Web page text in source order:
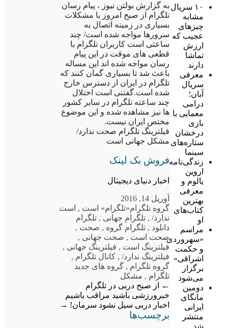
۱۰ سریال
مشابه
چیزهای
عجیب که
ارزش
تماشا
دارند
معرفی
سریال
آبان؛
درامی
معمایی با
بازی
درخشان
ستاره‌های
سینما
زندگی‌نامه
اروین
یالوم و
معرفی
بهترین
کتاب‌های
او
مراسم
«سهروردی
و حکمت
اشراقی»
برگزار
می‌شود
دومین
مانگای
ایرانی
منتشر
شد
به گزارش بولتن نیوز ، پیام رسان
تلگرام از صبح امروز با مشکلات
بسیاری در زمینه اتصال به
سرورها مواجه شده است/ چند
ساعتی است کاربران تلگرام با
قطعی های موقت در این پیام
رسان مواجه شده اند این مساله
باعث شد تا بسیاری گمان کنند که
تلگرام در ایران از دسترس خارج
شده است.گفتنی است اختلال
چند ساعته تلگرام در سایر کشور
ها نیز مشاهده شده و این موضوع
مختص ایران نیست.
فیلترینگ تلگرام صحت ندارد/
مشکل جهانی است
فروش بک لینک
اخبار دنیای دیجیتال
آوریل 14, 2016
گروه تلگرام«تلگرام» است , است
ندارد/, تلگرام جهانی , تلگرام
دانلود , تلگرام گروه , صحت ,
صحت است , صحت جهانی ,
فیلترینگ است , فیلترینگ جهانی ,
فیلترینگ ندارد/, کانال تلگرام ,
گروه تلگرام , گروه های جدید
تلگرام , مشکل
←
از صبح دربی در تلگرام
خبرورزشی باشید مراقب باشیم
اخبار دربی سیل نشود سرمان! →
برچسب‌ها